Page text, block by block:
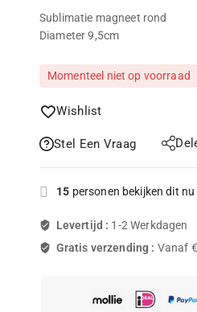
Sublimatie magneet rond
Diameter 9,5cm
Momenteel niet op voorraad
Wishlist
Stel Een Vraag
15 personen bekijken dit nu
Levertijd : 1-2 Werkdagen
Gratis verzending : Vanaf